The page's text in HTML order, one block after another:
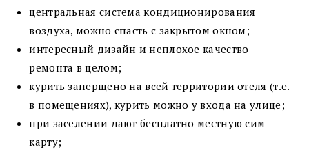
центральная система кондиционирования
воздуха, можно спасть с закрытом окном;
интересный дизайн и неплохое качество
ремонта в целом;
курить заперщено на всей территории отеля (т.е.
в помещениях), курить можно у входа на улице;
при заселении дают бесплатно местную сим-
карту;